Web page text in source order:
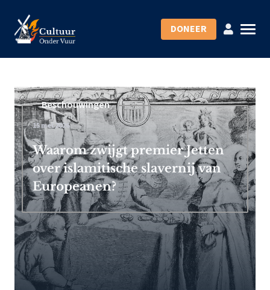
DONEER
Beschouwingen
15 mei 2026
Waarom zwijgt premier Jetten
over islamitische slavernij van
Europeanen?